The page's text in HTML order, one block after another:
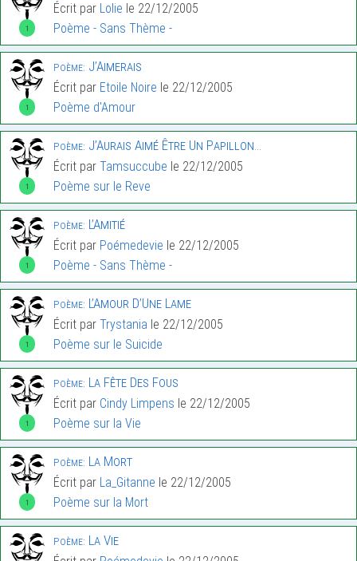
1
Écrit par Lolie le 22/12/2005
Poème - Sans Thème -
1
Poème: J’Aimerais
Écrit par Etoile Noire le 22/12/2005
Poème d'Amour
1
Poème: J’Aurais Aimé Être Un Papillon…
Écrit par Tamsuccube le 22/12/2005
Poème sur le Reve
1
Poème: L’Amitié
Écrit par Poémedevie le 22/12/2005
Poème - Sans Thème -
1
Poème: L’Amour D’Une Lame
Écrit par Trystania le 22/12/2005
Poème sur le Suicide
1
Poème: La Fête Des Fous
Écrit par Cindy Limpens le 22/12/2005
Poème sur la Vie
1
Poème: La Mort
Écrit par La_Gitanne le 22/12/2005
Poème sur la Mort
Poème: La Vie